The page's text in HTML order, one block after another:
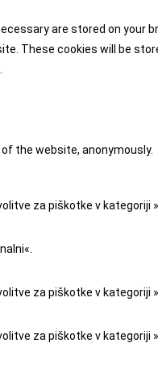
are stored on your
These cookies will be
the website, anonymously.
za piškotke v kategoriji
za piškotke v kategoriji
za piškotke v kategoriji